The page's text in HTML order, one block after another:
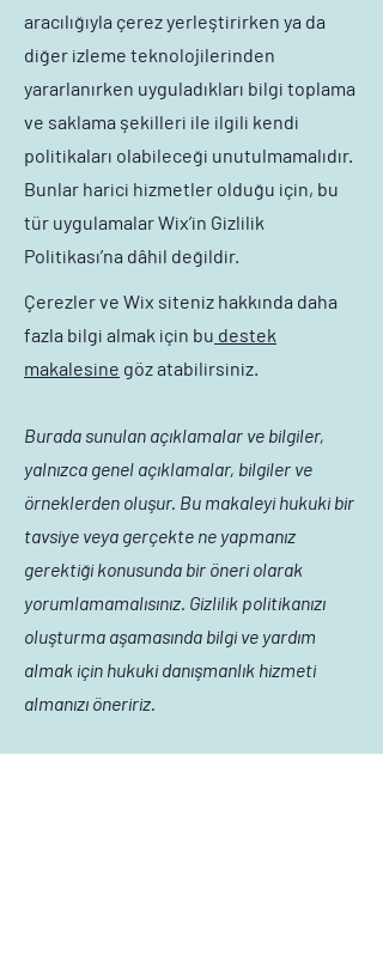
aracılığıyla çerez yerleştirirken ya da
diğer izleme teknolojilerinden
yararlanırken uyguladıkları bilgi toplama
ve saklama şekilleri ile ilgili kendi
politikaları olabileceği unutulmamalıdır.
Bunlar harici hizmetler olduğu için, bu
tür uygulamalar Wix’in Gizlilik
Politikası’na dâhil değildir.
Çerezler ve Wix siteniz hakkında daha
fazla bilgi almak için bu destek
makalesine göz atabilirsiniz.
Burada sunulan açıklamalar ve bilgiler,
yalnızca genel açıklamalar, bilgiler ve
örneklerden oluşur. Bu makaleyi hukuki bir
tavsiye veya gerçekte ne yapmanız
gerektiği konusunda bir öneri olarak
yorumlamamalısınız. Gizlilik politikanızı
oluşturma aşamasında bilgi ve yardım
almak için hukuki danışmanlık hizmeti
almanızı öneririz.